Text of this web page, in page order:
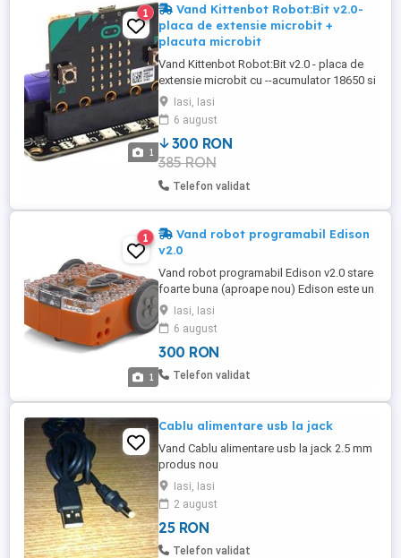
1
1
Vand Kittenbot Robot:Bit v2.0-
placa de extensie microbit +
placuta microbit
Vand Kittenbot Robot:Bit v2.0 - placa de
extensie microbit cu --acumulator 18650 si
--placuta programabila microbit
Iasi, Iasi
6 august
300 RON
385 RON
Telefon validat
1
1
Vand robot programabil Edison
v2.0
Vand robot programabil Edison v2.0 stare
foarte buna (aproape nou) Edison este un
robot programabil foarte accesibil,
conceput pentru a fi o resursă completă
de predare STEM pentru codificare și
educație în robotică pentru studenții cu
vârsta cuprinsă între 4 și 16 ani. Robotul
Iasi, Iasi
6 august
300 RON
Telefon validat
Cablu alimentare usb la jack
Vand Cablu alimentare usb la jack 2.5 mm
produs nou
Iasi, Iasi
2 august
25 RON
Telefon validat